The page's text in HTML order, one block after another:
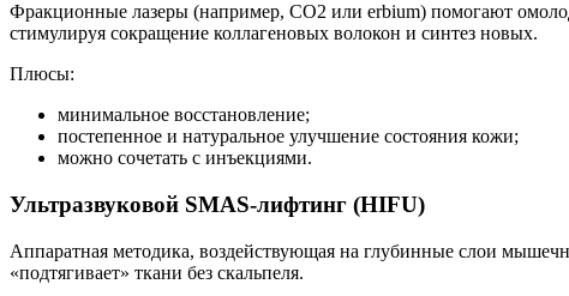
Фракционные лазеры (например, CO2 или erbium) помогают
стимулируя сокращение коллагеновых волокон и синтез новых.
Плюсы:
минимальное восстановление;
постепенное и натуральное улучшение состояния кожи;
можно сочетать с инъекциями.
Ультразвуковой SMAS-лифтинг (HIFU)
Аппаратная методика, воздействующая на глубинные слои
«подтягивает» ткани без скальпеля.